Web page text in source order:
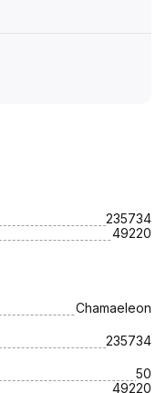
235734
49220
Chamaeleon
235734
50
49220